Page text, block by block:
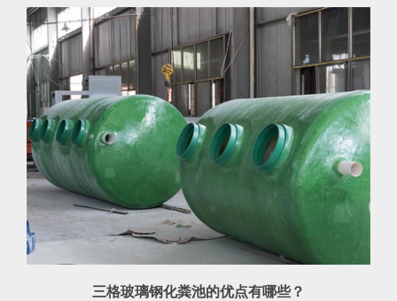
三格玻璃钢化粪池的优点有哪些？